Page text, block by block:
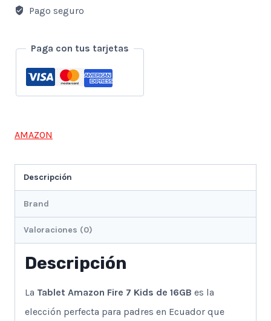
7
cantidad
Pago seguro
Paga con tus tarjetas
AMAZON
Descripción
Brand
Valoraciones (0)
Descripción
La Tablet Amazon Fire 7 Kids de 16GB es la
elección perfecta para padres en Ecuador que